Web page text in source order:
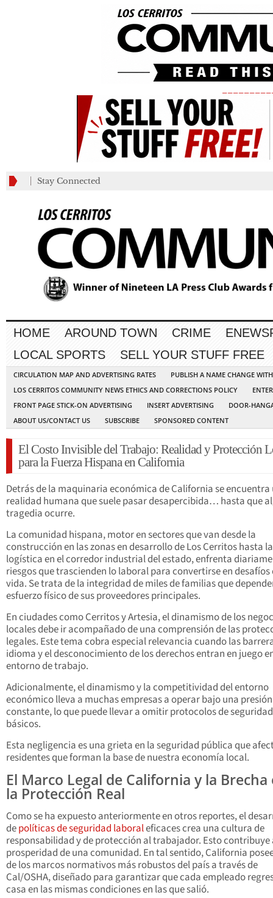
Stay Connected
HOME AROUND TOWN CRIME
LOCAL SPORTS
SELL YOUR STUFF FREE
CIRCULATION MAP AND ADVERTISING RATES
PUBLISH A NAME CHANGE
LOS CERRITOS COMMUNITY NEWS ETHICS AND CORRECTIONS POLICY
FRONT PAGE STICK-ON ADVERTISING
INSERT ADVERTISING
DOOR-
ABOUT US/CONTACT US
SUBSCRIBE SPONSORED CONTENT
El Costo Invisible del Trabajo: Realidad y Protección
para la Fuerza Hispana en California
Detrás de la maquinaria económica de California se encuentra
realidad humana que suele pasar desapercibida… hasta que
tragedia ocurre.
La comunidad hispana, motor en sectores que van desde la
construcción en las zonas en desarrollo de Los Cerritos hasta la
logística en el corredor industrial del estado, enfrenta
riesgos que trascienden lo laboral para convertirse en desafíos
vida. Se trata de la integridad de miles de familias que
esfuerzo físico de sus proveedores principales.
En ciudades como Cerritos y Artesia, el dinamismo de los
locales debe ir acompañado de una comprensión de las
legales. Este tema cobra especial relevancia cuando las
idioma y el desconocimiento de los derechos entran en juego
entorno de trabajo.
Adicionalmente, el dinamismo y la competitividad del entorno
económico lleva a muchas empresas a operar bajo una presión
constante, lo que puede llevar a omitir protocolos de seguridad
básicos.
Esta negligencia es una grieta en la seguridad pública que
residentes que forman la base de nuestra economía local.
El Marco Legal de California y la Brecha
la Protección Real
Como se ha expuesto anteriormente en otros reportes, el
depolíticas de seguridad laboraleficaces crea una cultura de
responsabilidad y de protección al trabajador. Esto contribuye
prosperidad de una comunidad. En tal sentido, California
de los marcos normativos más robustos del país a través de
Cal/OSHA, diseñado para garantizar que cada empleado
casa en las mismas condiciones en las que salió.